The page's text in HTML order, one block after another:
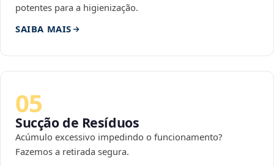
potentes para a higienização.
SAIBA MAIS
05
Sucção de Resíduos
Acúmulo excessivo impedindo o funcionamento?
Fazemos a retirada segura.